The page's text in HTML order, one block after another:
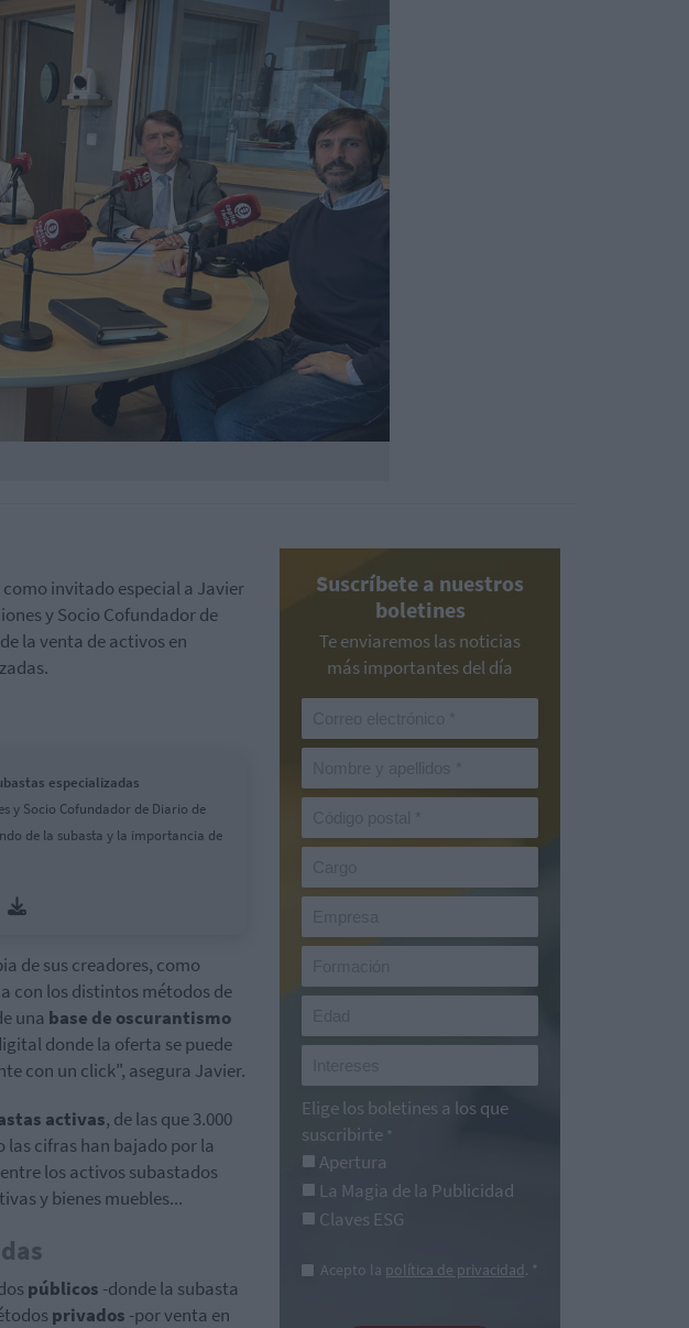
invitado especial a Javier
y Socio Cofundador de
la venta de activos en
especializadas
y Socio Cofundador de Diario de
de la subasta y la importancia de
de sus creadores, como
con los distintos métodos de
una base de oscurantismo
donde la oferta se puede
con un click", asegura Javier.
activas, de las que 3.000
las cifras han bajado por la
los activos subastados
y bienes muebles...
públicos -donde la subasta
privados -por venta en
Suscríbete a nuestros
boletines
Te enviaremos las noticias
más importantes del día
Elige los boletines a los que
suscribirte *
Apertura
La Magia de la Publicidad
Claves ESG
Acepto la política de privacidad. *